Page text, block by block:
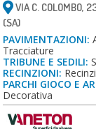
VIA C. COLOMBO,
(SA)
PAVIMENTAZIONI:
Tracciature
TRIBUNE E SEDILI:
RECINZIONI:
PARCHI GIOCO E
Decorativa